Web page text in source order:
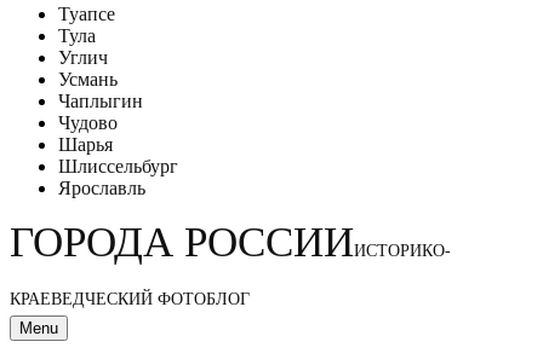
Туапсе
Тула
Углич
Усмань
Чаплыгин
Чудово
Шарья
Шлиссельбург
Ярославль
ГОРОДА РОССИИИСТОРИКО-
КРАЕВЕДЧЕСКИЙ ФОТОБЛОГ
Menu